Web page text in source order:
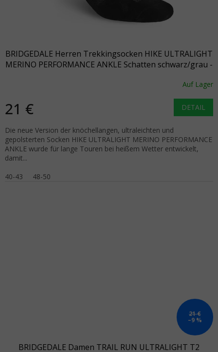
BRIDGEDALE Herren Trekkingsocken HIKE ULTRALIGHT
MERINO PERFORMANCE ANKLE Schatten schwarz/grau -
Auf Lager
21 € DETAIL
Die neue Version der knöchellangen, ultraleichten und
gepolsterten Socken HIKE ULTRALIGHT MERINO PERFORMANCE
ANKLE wurde für lange Touren bei heißem Wetter entwickelt,
damit...
40-43
48-50
21 €
–9 %
BRIDGEDALE Damen TRAIL RUN ULTRALIGHT T2